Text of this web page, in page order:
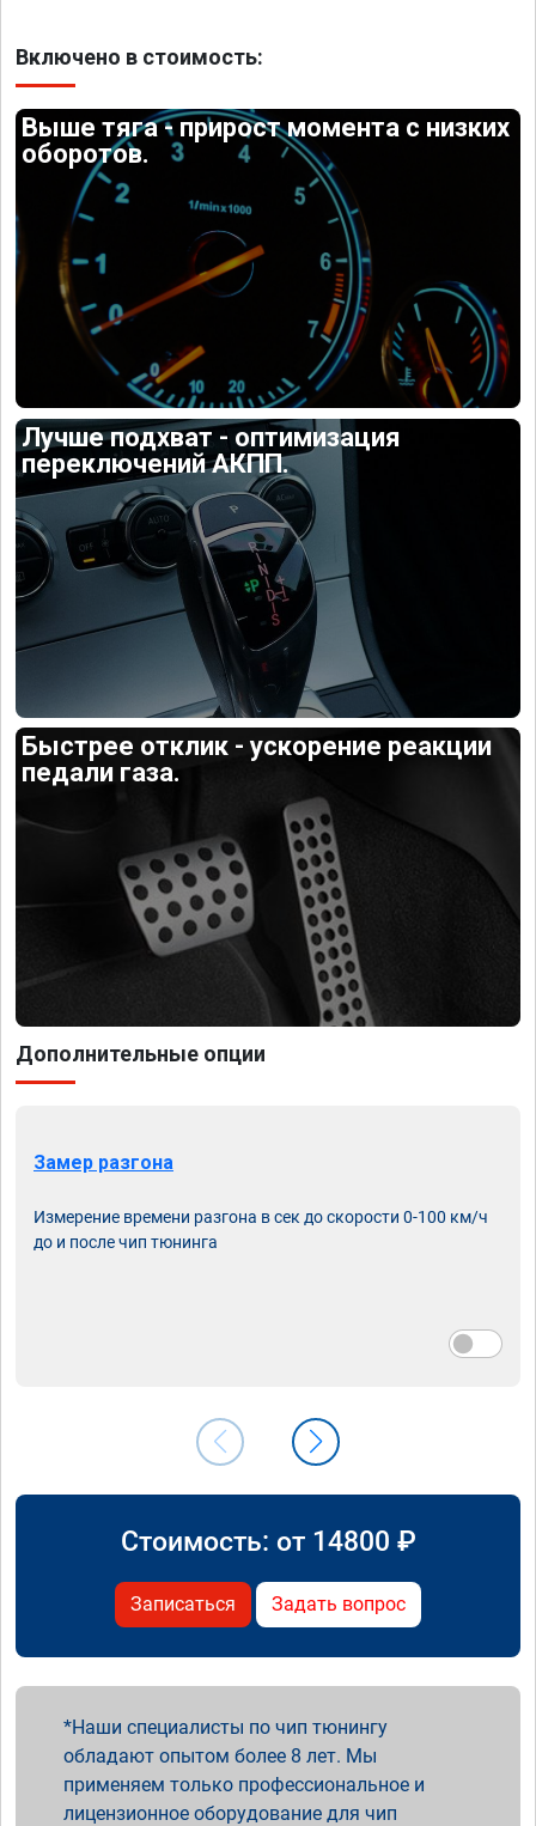
Включено в стоимость:
Выше тяга - прирост момента с низких
оборотов.
Лучше подхват - оптимизация
переключений АКПП.
Быстрее отклик - ускорение реакции
педали газа.
Дополнительные опции
Замер разгона
Измерение времени разгона в сек до скорости 0-100 км/ч
до и после чип тюнинга
Стоимость: от 14800 ₽
Записаться Задать вопрос
Наши специалисты по чип тюнингу
обладают опытом более 8 лет. Мы
применяем только профессиональное и
лицензионное оборудование для чип